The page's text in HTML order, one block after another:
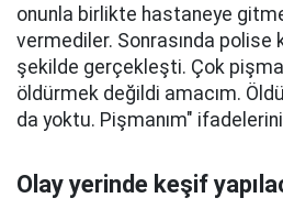
onunla birlikte hastaneye
vermediler. Sonrasında polise
şekilde gerçekleşti. Çok
öldürmek değildi amacım.
da yoktu. Pişmanım" ifadelerini
Olay yerinde keşif